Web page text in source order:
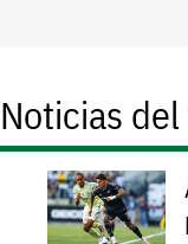
Noticias